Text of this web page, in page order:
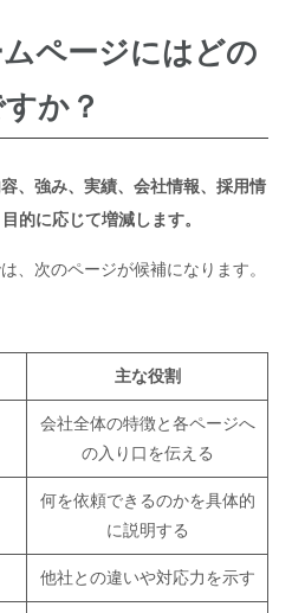
ジでFAQは必要ですか？
掲載内容にお悩みの方へ
載内容を整理できますか？
載内容を整理するチェックリス
作に関するよくある質問
のホームページ制作
ジ制作をお考えの方へ
ページにはどの
か？
、強み、実績、会社情報、採用情
的に応じて増減します。
、次のページが候補になります。
主な役割
会社全体の特徴と各ページへ
の入り口を伝える
何を依頼できるのかを具体的
に説明する
他社との違いや対応力を示す